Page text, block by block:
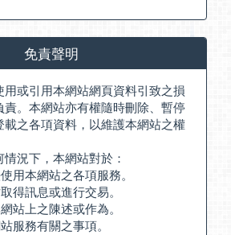
免責聲明
或引用本網站網頁資料引致之損
責。本網站亦有權隨時刪除、暫停
之各項資料，以維護本網站之權
況下，本網站對於：
用本網站之各項服務。
得訊息或進行交易。
站上之陳述或作為。
服務有關之事項。